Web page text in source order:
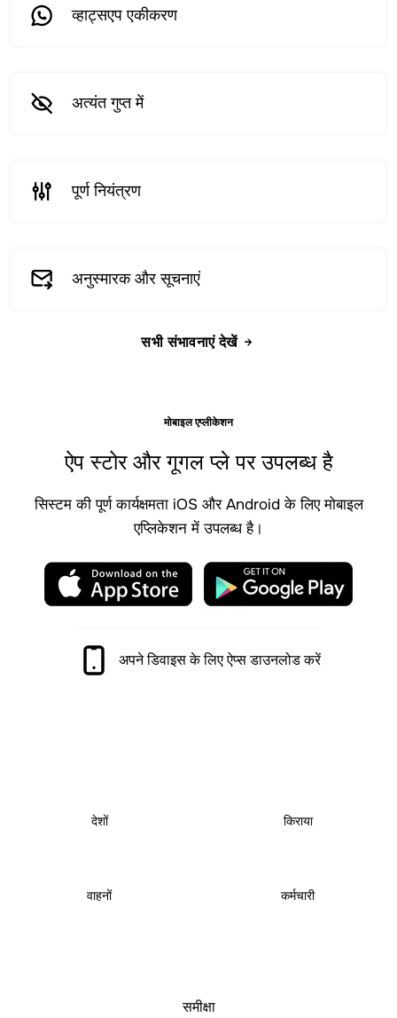
व्हाट्सएप एकीकरण
अत्यंत गुप्त में
पूर्ण नियंत्रण
अनुस्मारक और सूचनाएं
सभी संभावनाएं देखें
मोबाइल एप्लीकेशन
ऐप स्टोर और गूगल प्ले पर उपलब्ध है
सिस्टम की पूर्ण कार्यक्षमता iOS और Android के लिए मोबाइल
एप्लिकेशन में उपलब्ध है।
अपने डिवाइस के लिए ऐप्स डाउनलोड करें
देशों किराया
वाहनों कर्मचारी
समीक्षा